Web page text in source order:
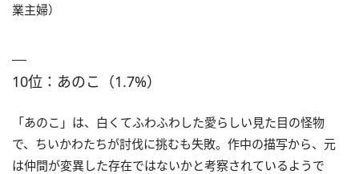
業主婦）
10位：あのこ（1.7%）
「あのこ」は、白くてふわふわした愛らしい見た目の怪物
で、ちいかわたちが討伐に挑むも失敗。作中の描写から、元
は仲間が変異した存在ではないかと考察されているようで